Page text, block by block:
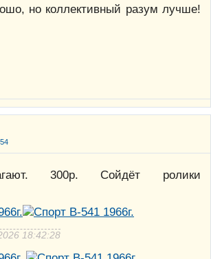
но коллективный разум лучше!
300р. Сойдёт ролики
18:42:28